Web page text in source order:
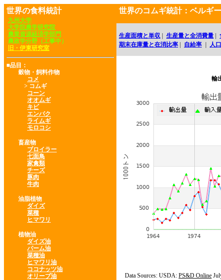
世界の食料統計
九州大学
大学院農学研究院
農業資源経済学部門
農政学分野（工事中）
旧・伊東研究室
■品目：
穀物・飼料作物
コメ
> コムギ
コーン
オオムギ
キビ
エンバク
ライムギ
モロコシ
畜産物
ブロイラー
七面鳥
家禽類
チーズ
豚肉
牛肉
油脂植物
ダイズ
菜種
ヒマワリ
植物油
ダイズ油
パーム油
菜種油
ヒマワリ油
ココナッツ油
オリーブ油
世界のコムギ統計：ベルギ
生産面積と単収 生産量と全消費量
期末在庫量と在消比率
自給率 人口
輸
Data Sources: USDA: PS&D Online